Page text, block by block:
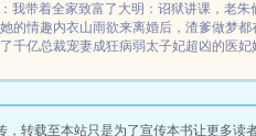
我带着全家致富了 大明：诏狱讲课，老朱
的情趣内衣山雨欲来离婚后，渣爹做梦都
千亿总裁宠妻成狂病弱太子妃超凶的 医妃
转载至本站只是为了宣传本书让更多读者